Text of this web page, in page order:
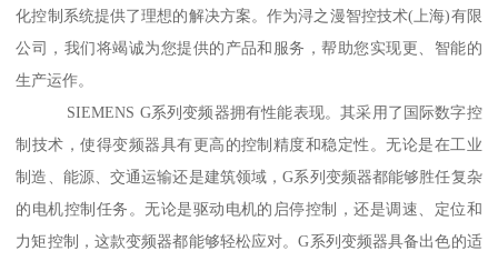
化控制系统提供了理想的解决方案。作为浔之漫智控技术(上海)有限
公司，我们将竭诚为您提供的产品和服务，帮助您实现更、智能的
生产运作。
SIEMENS G系列变频器拥有性能表现。其采用了国际数字控
制技术，使得变频器具有更高的控制精度和稳定性。无论是在工业
制造、能源、交通运输还是建筑领域，G系列变频器都能够胜任复杂
的电机控制任务。无论是驱动电机的启停控制，还是调速、定位和
力矩控制，这款变频器都能够轻松应对。G系列变频器具备出色的适